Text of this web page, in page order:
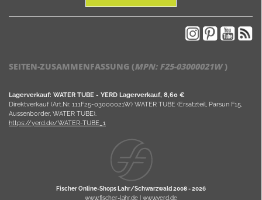
SEITEN-ZUSAMMENFASSUNG (MPN: F25-03000021W)
Lagerverkauf: WATER TUBE - YERD Lagerverkauf, 8,60 €
Direktverkauf (Art.Nr. 111F25-03000021W) WATER TUBE (Ersatzteil, Parsun F15,
Aussenborder, WATER TUBE).
https://yerd.de/WATER-TUBE_1
Fischer Online-Shops Lahr/Schwarzwald 2008 -2026
www.fischer-lahr.de| www.yerd.de